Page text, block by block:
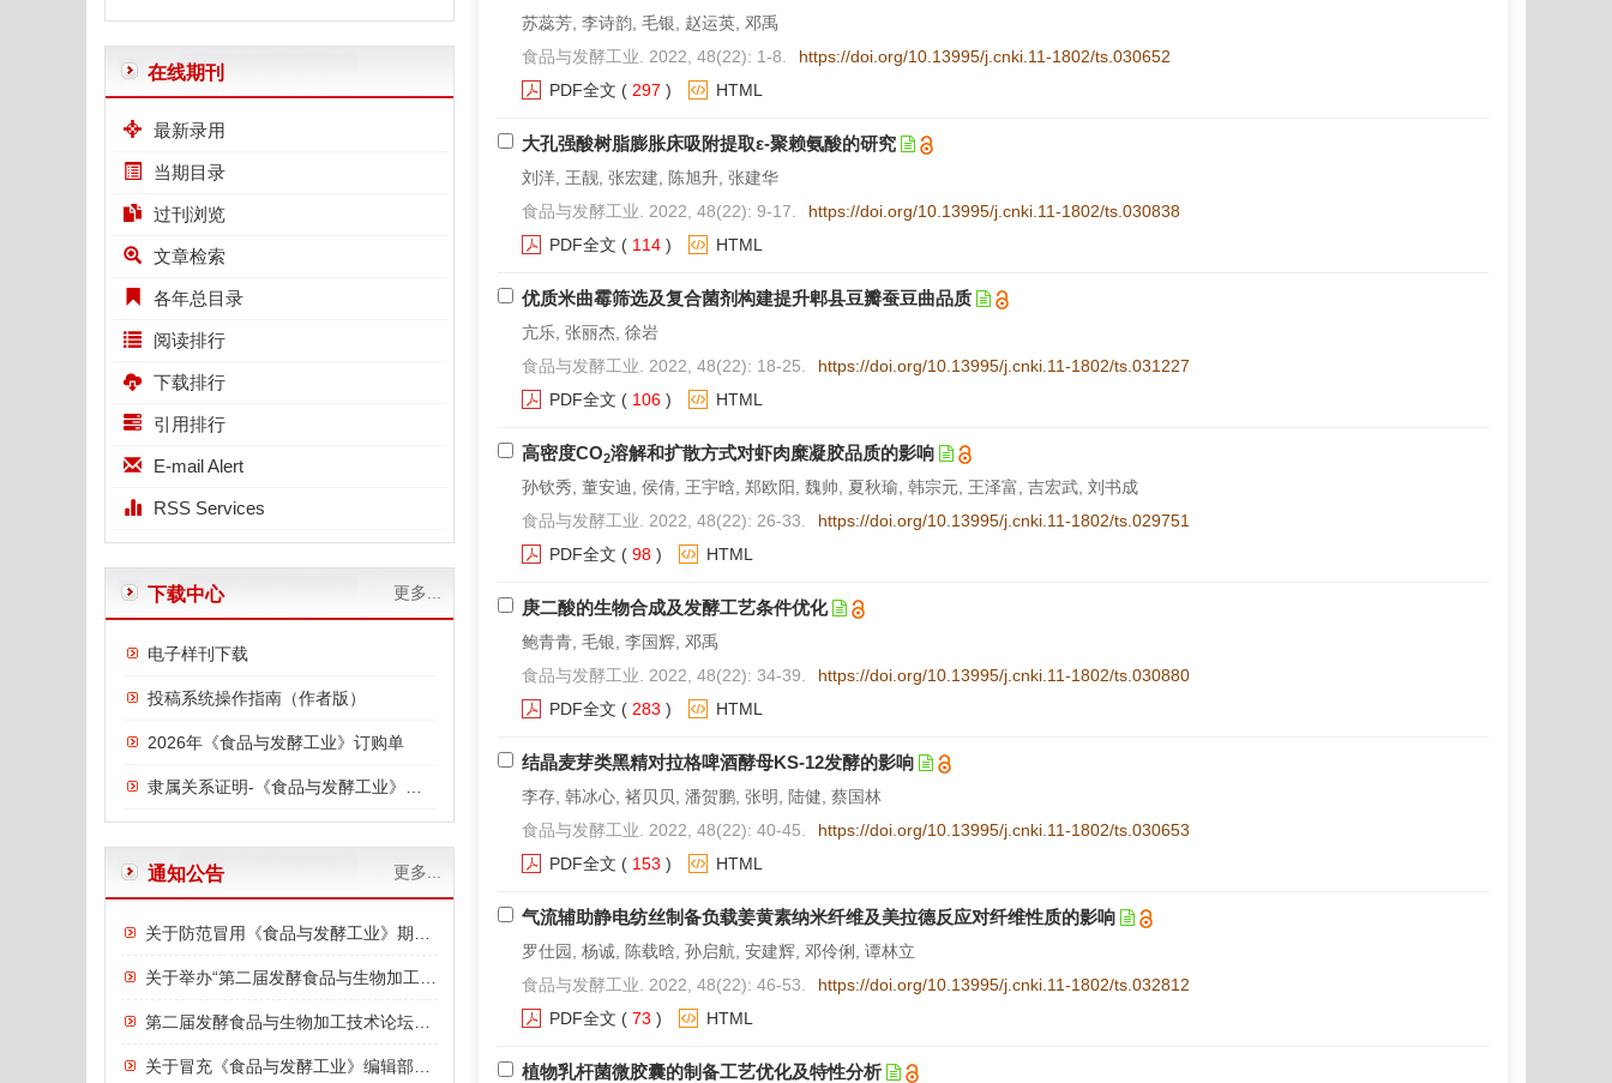
苏蕊芳, 李诗韵, 毛银, 赵运英, 邓禹
食品与发酵工业. 2022, 48(22): 1-8.
https://doi.org/10.13995/j.cnki.11-1802/ts.030652
PDF全文 ( 297 ) HTML
大孔强酸树脂膨胀床吸附提取ε-聚赖氨酸的研究
刘洋, 王靓, 张宏建, 陈旭升, 张建华
食品与发酵工业. 2022, 48(22): 9-17.
https://doi.org/10.13995/j.cnki.11-1802/ts.030838
PDF全文 ( 114 ) HTML
优质米曲霉筛选及复合菌剂构建提升郫县豆瓣蚕豆曲品质
亢乐, 张丽杰, 徐岩
食品与发酵工业. 2022, 48(22): 18-25.
https://doi.org/10.13995/j.cnki.11-1802/ts.031227
PDF全文 ( 106 ) HTML
高密度CO2溶解和扩散方式对虾肉糜凝胶品质的影响
孙钦秀, 董安迪, 侯倩, 王宇晗, 郑欧阳, 魏帅, 夏秋瑜, 韩宗元, 王泽富, 吉宏武, 刘书成
食品与发酵工业. 2022, 48(22): 26-33.
https://doi.org/10.13995/j.cnki.11-1802/ts.029751
PDF全文 ( 98 ) HTML
庚二酸的生物合成及发酵工艺条件优化
鲍青青, 毛银, 李国辉, 邓禹
食品与发酵工业. 2022, 48(22): 34-39.
https://doi.org/10.13995/j.cnki.11-1802/ts.030880
PDF全文 ( 283 ) HTML
结晶麦芽类黑精对拉格啤酒酵母KS-12发酵的影响
李存, 韩冰心, 褚贝贝, 潘贺鹏, 张明, 陆健, 蔡国林
食品与发酵工业. 2022, 48(22): 40-45.
https://doi.org/10.13995/j.cnki.11-1802/ts.030653
PDF全文 ( 153 ) HTML
气流辅助静电纺丝制备负载姜黄素纳米纤维及美拉德反应对纤维性质的影响
罗仕园, 杨诚, 陈载晗, 孙启航, 安建辉, 邓伶俐, 谭林立
食品与发酵工业. 2022, 48(22): 46-53.
https://doi.org/10.13995/j.cnki.11-1802/ts.032812
PDF全文 ( 73 ) HTML
植物乳杆菌微胶囊的制备工艺优化及特性分析
在线期刊
最新录用
当期目录
过刊浏览
文章检索
各年总目录
阅读排行
下载排行
引用排行
E-mail Alert
RSS Services
下载中心 更多...
电子样刊下载
投稿系统操作指南（作者版）
2026年《食品与发酵工业》订购单
通知公告 更多...